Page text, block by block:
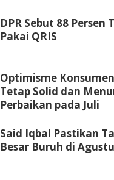
DPR Sebut 88 Persen
Pakai QRIS
Optimisme
Tetap Solid dan
Perbaikan pada Juli
Said Iqbal Pastikan
Besar Buruh di